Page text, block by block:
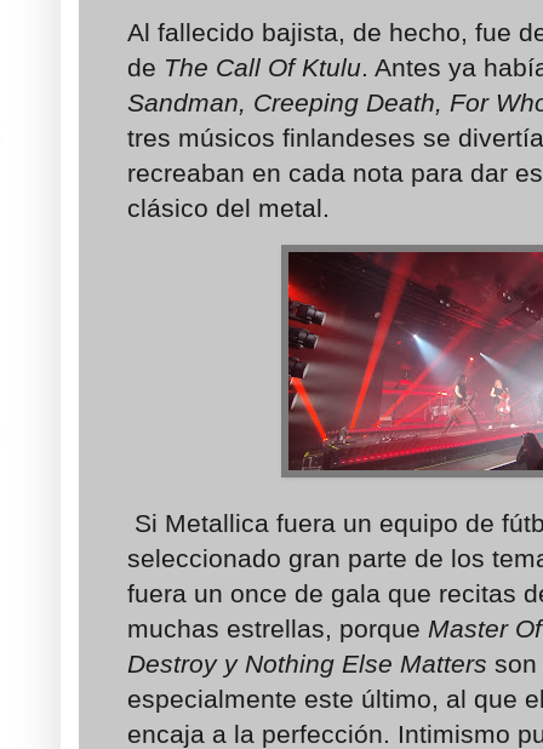
Al fallecido bajista, de hecho, fue
de The Call Of Ktulu. Antes ya
Sandman, Creeping Death, For
tres músicos finlandeses se
recreaban en cada nota para dar
clásico del metal.
Si Metallica fuera un equipo de
seleccionado gran parte de los
fuera un once de gala que recitas
muchas estrellas, porque Master
Destroy y Nothing Else Matters son
especialmente este último, al que
encaja a la perfección. Intimismo